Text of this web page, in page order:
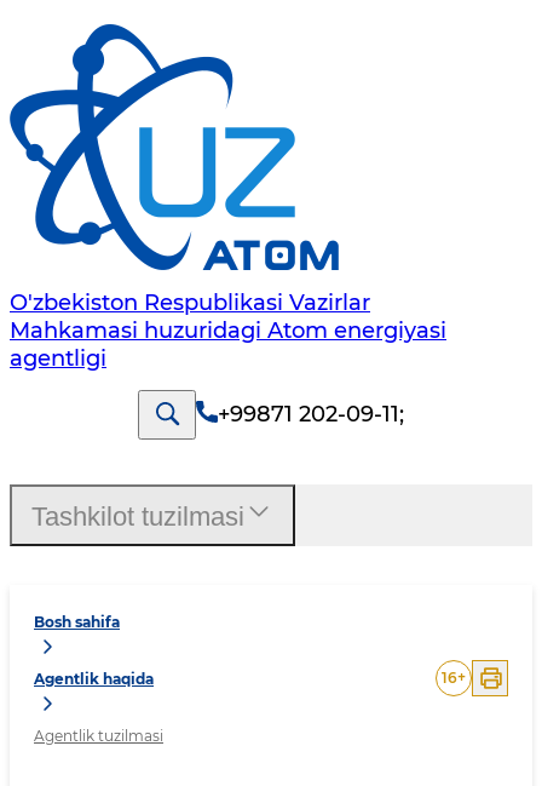
O'zbekiston Respublikasi Vazirlar
Mahkamasi huzuridagi Atom energiyasi
agentligi
+99871 202-09-11;
Bosh sahifa
Agentlik haqida
Agentlik tuzilmasi
16+
Tashkilot tuzilmasi